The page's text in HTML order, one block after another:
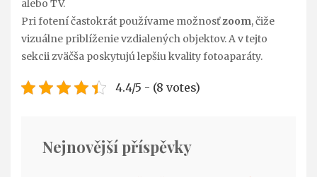
alebo TV.
Pri fotení častokrát používame možnosťzoom, čiže
vizuálne priblíženie vzdialených objektov. A v tejto
sekcii zväčša poskytujú lepšiu kvality fotoaparáty.
4.4/5 - (8 votes)
Nejnovější příspěvky